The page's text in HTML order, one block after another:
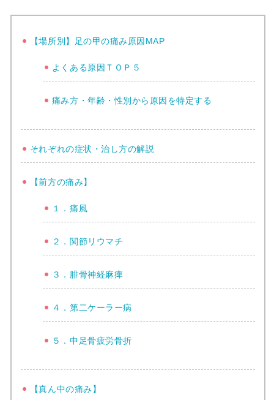
【場所別】足の甲の痛み原因MAP
よくある原因ＴＯＰ５
痛み方・年齢・性別から原因を特定する
それぞれの症状・治し方の解説
【前方の痛み】
１．痛風
２．関節リウマチ
３．腓骨神経麻痺
４．第二ケーラー病
５．中足骨疲労骨折
【真ん中の痛み】